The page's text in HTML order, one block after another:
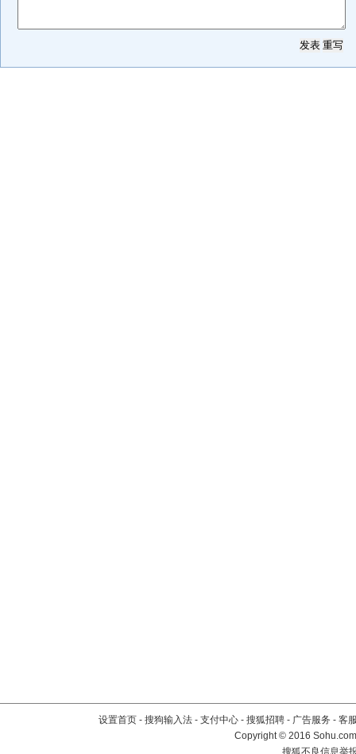
设置首页 - 搜狗输入法 - 支付中心 - 搜狐招聘 - 广告服务 - 客
Copyright©2016
搜狐不良信息举